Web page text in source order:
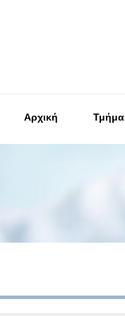
Αρχική Τμήμα